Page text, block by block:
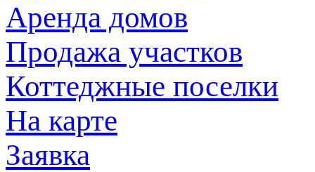
Аренда домов
Продажа участков
Коттеджные поселки
На карте
Заявка